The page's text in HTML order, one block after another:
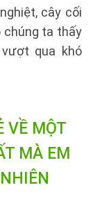
cây cối
chúng ta thấy
qua khó
VỀ MỘT
MÀ EM